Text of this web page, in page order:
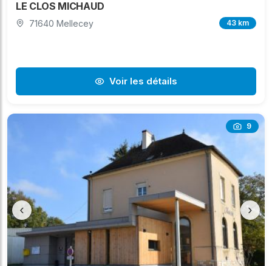
LE CLOS MICHAUD
71640 Mellecey 43 km
Voir les détails
9
‹ ›